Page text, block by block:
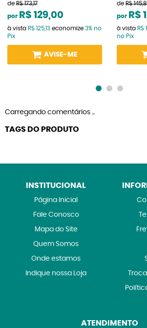
de R$ 173,17
por R$ 129,00
à vista R$ 125,13 economize 3% no
Pix
AVISE-ME
de R$
por R$
à vista R$
no Pix
Carregando comentários ...
TAGS DO PRODUTO
INSTITUCIONAL
Página Inicial
Fale Conosco
Mapa do Site
Quem Somos
Onde estamos
Indique nossa Loja
ATENDIMENTO